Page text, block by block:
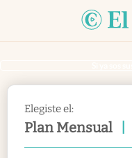
Elegiste el:
Plan Mensual